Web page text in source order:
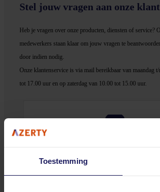
Toestemming
Stel jouw vragen aan onze
Heb je vragen over onze producten, diensten of service?
medewerkers staan klaar om jouw vragen te
door indien nodig.
Onze klantenservice is via mail bereikbaar van maandag
tot 17.00 uur en op zaterdag van 10.00 tot 15.00 uur.
Bekijk onze veelgestelde